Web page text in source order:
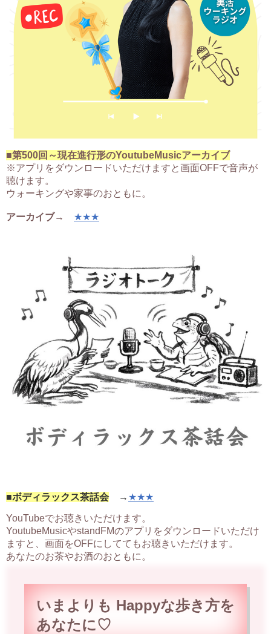
■第500回～現在進行形のYoutubeMusicアーカイブ
※アプリをダウンロードいただけますと画面OFFで音声が
聴けます。
ウォーキングや家事のおともに。
アーカイブ→ ★★★
■ボディラックス茶話会 → ★★★
YouTubeでお聴きいただけます。
YoutubeMusicやstandFMのアプリをダウンロードいただけ
ますと、画面をOFFにしててもお聴きいただけます。
あなたのお茶やお酒のおともに。
いまよりも Happyな歩き方を
あなたに♡